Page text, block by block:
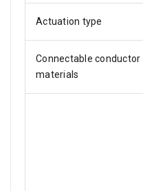
Actuation type
Connectable conductor
materials